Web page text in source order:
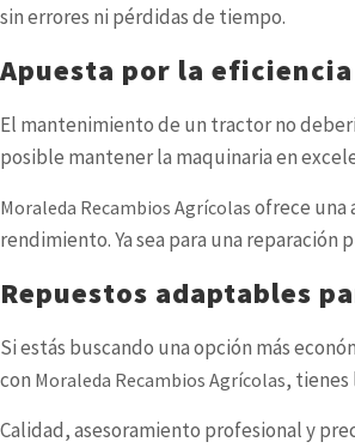
sin errores ni pérdidas de tiempo.
Apuesta por la
El mantenimiento de un tractor no
posible mantener la maquinaria en
Moraleda Recambios Agrícolas ofrece una
rendimiento. Ya sea para una
Repuestos adaptables
Si estás buscando una opción más
con Moraleda Recambios Agrícolas, tienes
Calidad, asesoramiento profesional y